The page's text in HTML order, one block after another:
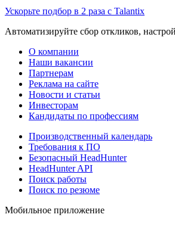
Ускорьте подбор в 2 раза с Talantix
Автоматизируйте сбор откликов,
О компании
Наши вакансии
Партнерам
Реклама на сайте
Новости и статьи
Инвесторам
Кандидаты по профессиям
Производственный календарь
Требования к ПО
Безопасный HeadHunter
HeadHunter API
Поиск работы
Поиск по резюме
Мобильное приложение